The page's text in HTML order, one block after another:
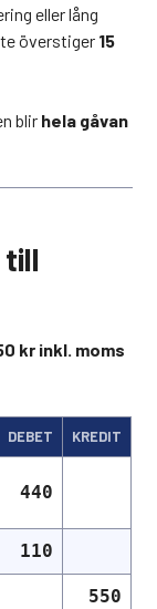
eller lång
överstiger 15
blir hela gåvan
kr inkl. moms
DEBET KREDIT
440
110
550